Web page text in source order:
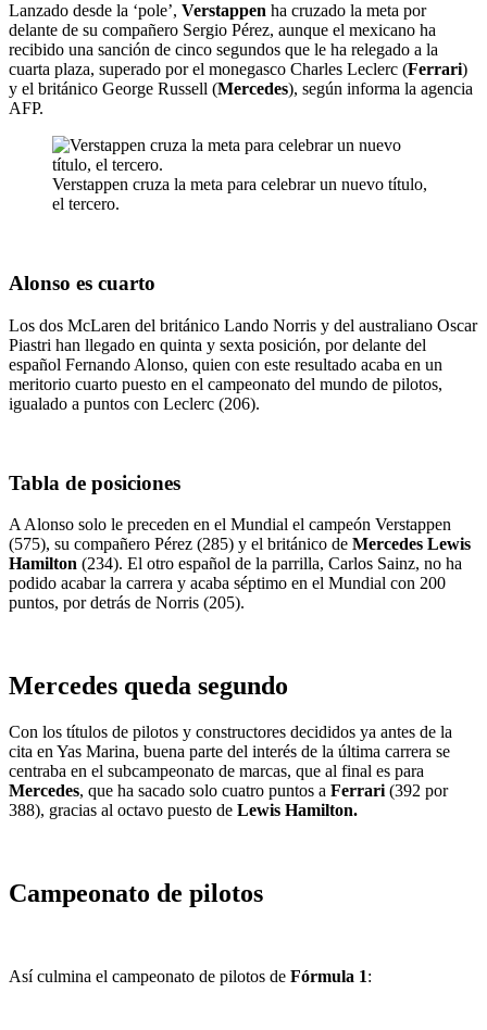
Lanzado desde la ‘pole’, Verstappen ha cruzado la meta por
delante de su compañero Sergio Pérez, aunque el mexicano ha
recibido una sanción de cinco segundos que le ha relegado a la
cuarta plaza, superado por el monegasco Charles Leclerc (Ferrari)
y el británico George Russell (Mercedes), según informa la agencia
AFP.
Verstappen cruza la meta para celebrar un nuevo título,
el tercero.
Alonso es cuarto
Los dos McLaren del británico Lando Norris y del australiano Oscar
Piastri han llegado en quinta y sexta posición, por delante del
español Fernando Alonso, quien con este resultado acaba en un
meritorio cuarto puesto en el campeonato del mundo de pilotos,
igualado a puntos con Leclerc (206).
Tabla de posiciones
A Alonso solo le preceden en el Mundial el campeón Verstappen
(575), su compañero Pérez (285) y el británico de Mercedes Lewis
Hamilton (234). El otro español de la parrilla, Carlos Sainz, no ha
podido acabar la carrera y acaba séptimo en el Mundial con 200
puntos, por detrás de Norris (205).
Mercedes queda segundo
Con los títulos de pilotos y constructores decididos ya antes de la
cita en Yas Marina, buena parte del interés de la última carrera se
centraba en el subcampeonato de marcas, que al final es para
Mercedes, que ha sacado solo cuatro puntos a Ferrari (392 por
388), gracias al octavo puesto de Lewis Hamilton.
Campeonato de pilotos
Así culmina el campeonato de pilotos de Fórmula 1: